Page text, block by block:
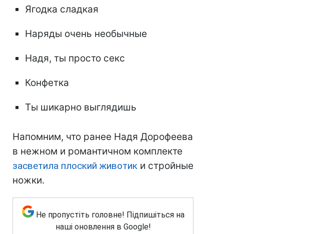
Ягодка сладкая
Наряды очень необычные
Надя, ты просто секс
Конфетка
Ты шикарно выглядишь
Напомним, что ранее Надя Дорофеева
в нежном и романтичном комплекте
засветила плоский животик и стройные
ножки.
Не пропустіть головне! Підпишіться на
наші оновлення в Google!